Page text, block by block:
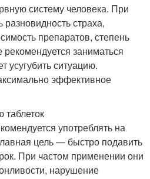
систему человека. При
страха,
препаратов, степень
заниматься
усугубить ситуацию.
эффективное
употреблять на
цель — быстро подавить
При частом применении они
нарушение